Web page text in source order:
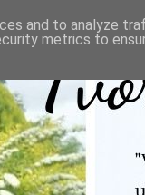
and to analyze
metrics to